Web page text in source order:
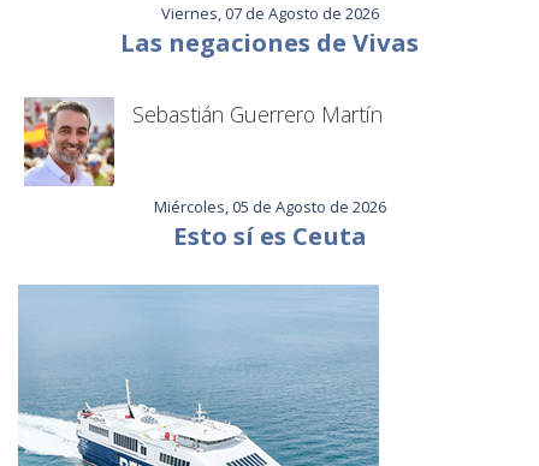
Viernes, 07 de Agosto de 2026
Las negaciones de Vivas
Sebastián Guerrero Martín
Miércoles, 05 de Agosto de 2026
Esto sí es Ceuta